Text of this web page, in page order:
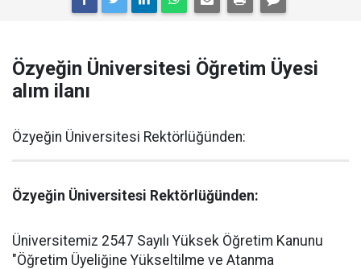
Özyeğin Üniversitesi Öğretim Üyesi
alım ilanı
Özyeğin Üniversitesi Rektörlüğünden:
Özyeğin Üniversitesi Rektörlüğünden:
Üniversitemiz 2547 Sayılı Yüksek Öğretim Kanunu
"Öğretim Üyeliğine Yükseltilme ve Atanma